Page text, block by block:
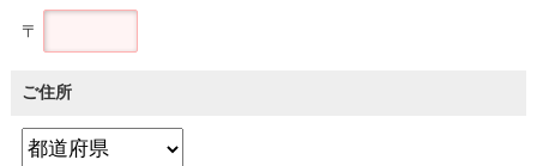
〒
ご住所